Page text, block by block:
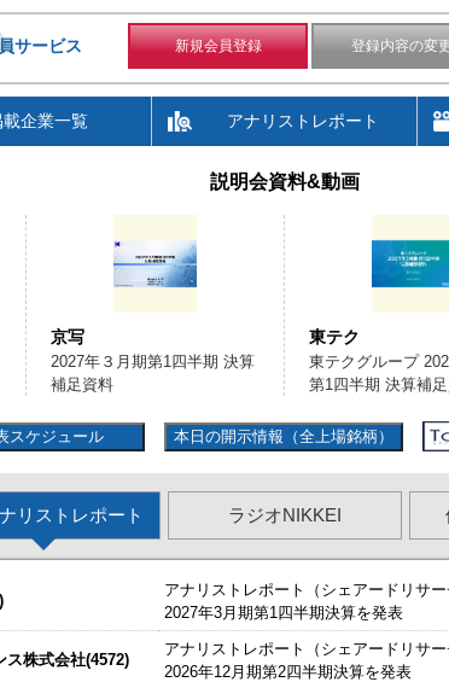
サービス 新規会員登録
登録内容の変
載企業一覧 アナリストレポート
説明会資料&動画
京写
2027年３月期第1四半期 決算
補足資料
東テク
東テクグループ
第1四半期 決算補
スケジュール 本日の開示情報（全上場銘柄）
リストレポート ラジオNIKKEI
アナリストレポート（シェアードリサー
2027年3月期第1四半期決算を発表
ス株式会社(4572)
アナリストレポート（シェアードリサー
2026年12月期第2四半期決算を発表
た。 今すぐ登録